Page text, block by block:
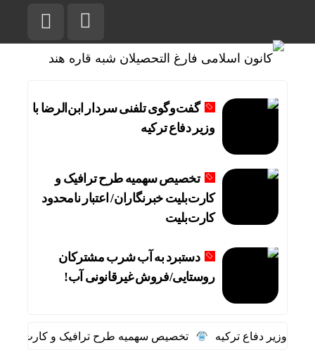
گفت‌وگوی تلفنی سردار ابن‌الرضا با
وزیر دفاع ترکیه
تخصیص سهمیه طرح ترافیک و
کارت‌بلیت خبرنگاران/ اعتبار نامحدود
کارت‌بلیت
دستبرد به آب شرب مشترکان
روستایی/فروش غیرقانونی آب!
وزیر دفاع ترکیه تخصیص سهمیه طرح ترافیک و کارت‌بلیت